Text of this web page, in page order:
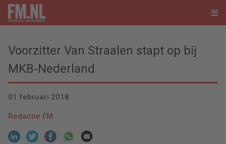
Voorzitter Van Straalen stapt op bij
MKB-Nederland
01 februari 2018
Redactie FM